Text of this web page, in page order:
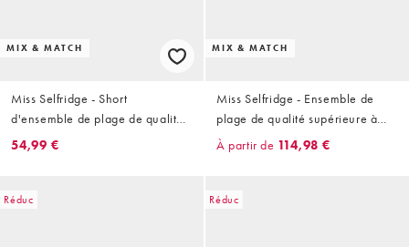
MIX & MATCH
Miss Selfridge - Short
d'ensemble de plage de qualité
supérieure à ornements -
54,99 €
MIX & MATCH
Miss Selfridge - Ensemble de
plage de qualité supérieure à
ornements - Chocolat
À partir de 114,98 €
Réduc Réduc